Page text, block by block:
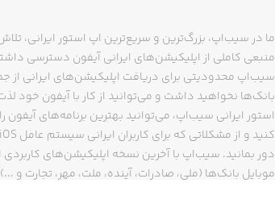
ما در سیب‌اپ، بزرگ‌ترین و سریع‌ترین اپ استور ایرانی،
منبعی کاملی از اپلیکیشن‌های ایرانی آیفون دسترسی
سیب‌اپ محدودیتی برای دریافت اپلیکیشن‌های ایرانی از
بانک‌ها نخواهید داشت و می‌توانید از کار با آیفون خود
استور ایرانی سیب‌اپ، می‌توانید بهترین برنامه‌های آیفون
دور بمانید. سیب‌اپ با آخرین نسخه اپلیکیشن‌های کاربردی
موبایل بانک‌ها (ملی، صادرات، آینده، ملت، مهر، تجارت و